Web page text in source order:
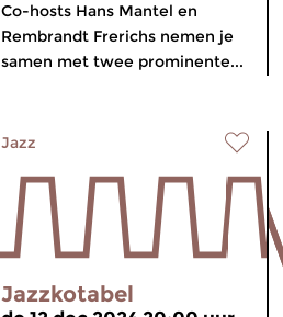
Co-hosts Hans Mantel en
Rembrandt Frerichs nemen je
samen met twee prominente...
Jazz
Jazzkotabel